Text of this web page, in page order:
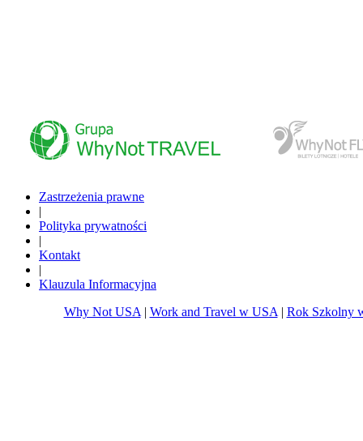
Zastrzeżenia prawne
|
Polityka prywatności
|
Kontakt
|
Klauzula Informacyjna
Why Not USA | Work and Travel w USA | Rok Szkolny